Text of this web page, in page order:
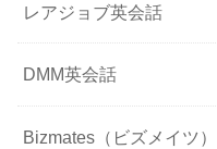
レアジョブ英会話
DMM英会話
Bizmates（ビズメイツ）